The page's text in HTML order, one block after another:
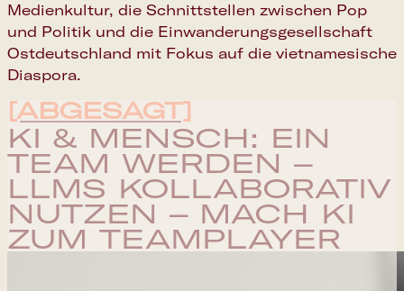
Medienkultur, die Schnittstellen zwischen Pop
und Politik und die Einwanderungsgesellschaft
Ostdeutschland mit Fokus auf die vietnamesische
Diaspora.
[ABGESAGT]
KI & MENSCH: EIN
TEAM WERDEN –
LLMS KOLLABORATIV
NUTZEN – MACH KI
ZUM TEAMPLAYER